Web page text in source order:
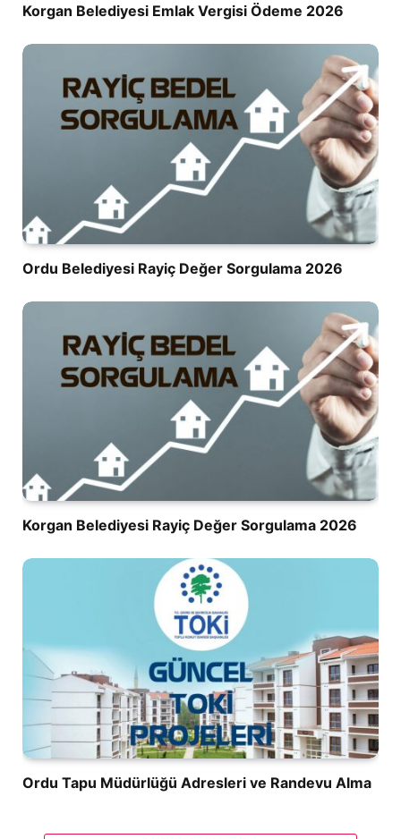
Korgan Belediyesi Emlak Vergisi Ödeme 2026
Ordu Belediyesi Rayiç Değer Sorgulama 2026
Korgan Belediyesi Rayiç Değer Sorgulama 2026
Ordu Tapu Müdürlüğü Adresleri ve Randevu Alma